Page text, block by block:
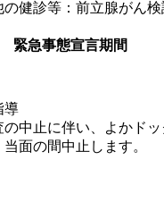
健診等：前立腺がん検
急事態宣言期間
導
中止に伴い、よかド
面の間中止します。